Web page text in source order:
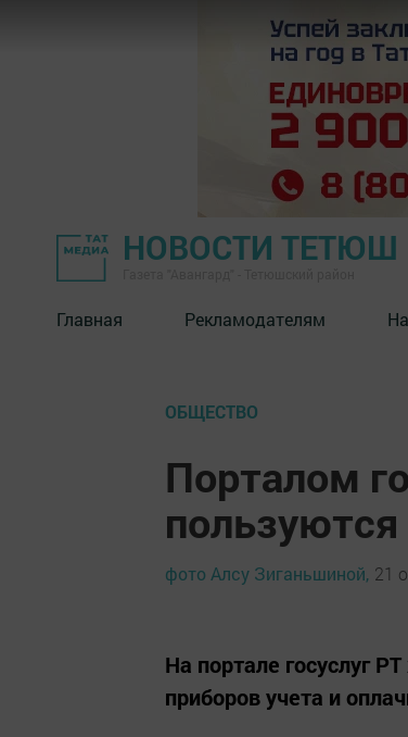
НОВОСТИ ТЕТЮШ
Главная Рекламодателям
ОБЩЕСТВО
Порталом
фото Алсу Зиганьшиной, 21
На портале госуслуг
приборов учета и